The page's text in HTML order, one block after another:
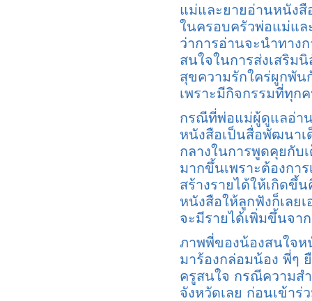
แม่และยายอ่านหนังสื
ในครอบครัวพ่อแม่แล
ว่าการอ่านจะนำทาง
สนใจในการส่งเสริม
สุขความรักใคร่ผูกพัน
เพราะมีกิจกรรมที่ทุก
กรณีที่พ่อแม่ผู้ดูแลอ่า
หนังสือเป็นสื่อพัฒนาเ
กลางในการพูดคุยกับ
มากขึ้นเพราะต้องกา
สร้างรายได้ให้เกิดขึ้
หนังสือให้ลูกฟังก็เลย
จะมีรายได้เพิ่มขึ้นจา
ภาพพี่ของน้องสนใจห
มาร้องกล่อมน้อง พี่ๆ
ครูสนใจ กรณีความส
จังหวัดเลย ก่อนเข้าร่